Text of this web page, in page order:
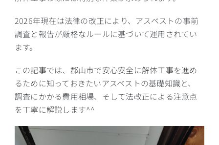
2026年現在は法律の改正により、アスベストの事前
調査と報告が厳格なルールに基づいて運用されてい
ます。
この記事では、郡山市で安心安全に解体工事を進め
るために知っておきたいアスベストの基礎知識と、
調査にかかる費用相場、そして法改正による注意点
を丁寧に解説します^^